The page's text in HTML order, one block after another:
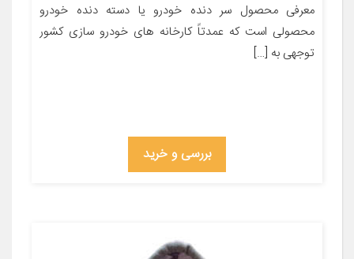
معرفی محصول سر دنده خودرو یا دسته دنده خودرو
محصولی است که عمدتاً کارخانه های خودرو سازی کشور
توجهی به […]
بررسی و خرید